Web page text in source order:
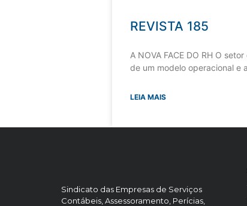
REVISTA 185
A NOVA FACE DO RH O
de um modelo operacional e
LEIA MAIS
Sindicato das Empresas de Serviços
Contábeis, Assessoramento, Perícias,